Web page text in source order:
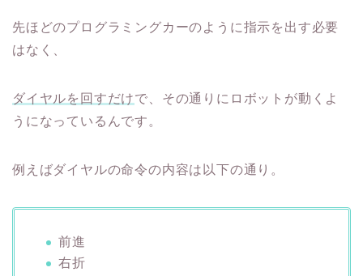
先ほどのプログラミングカーのように指示を出す必要
はなく、
ダイヤルを回すだけで、その通りにロボットが動くよ
うになっているんです。
例えばダイヤルの命令の内容は以下の通り。
前進
右折